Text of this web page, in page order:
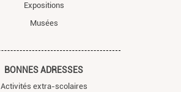
Expositions
Musées
BONNES ADRESSES
Activités extra-scolaires